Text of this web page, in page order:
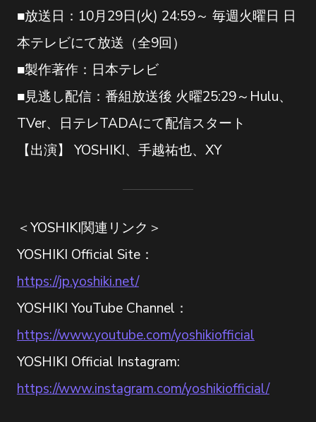
■放送日：10月29日(火) 24:59～ 毎週火曜日 日
本テレビにて放送（全9回）
■製作著作：日本テレビ
■見逃し配信：番組放送後 火曜25:29～Hulu、
TVer、日テレTADAにて配信スタート
【出演】 YOSHIKI、手越祐也、XY
＜YOSHIKI関連リンク＞
YOSHIKI Official Site：
https://jp.yoshiki.net/
YOSHIKI YouTube Channel：
https://www.youtube.com/yoshikiofficial
YOSHIKI Official Instagram:
https://www.instagram.com/yoshikiofficial/